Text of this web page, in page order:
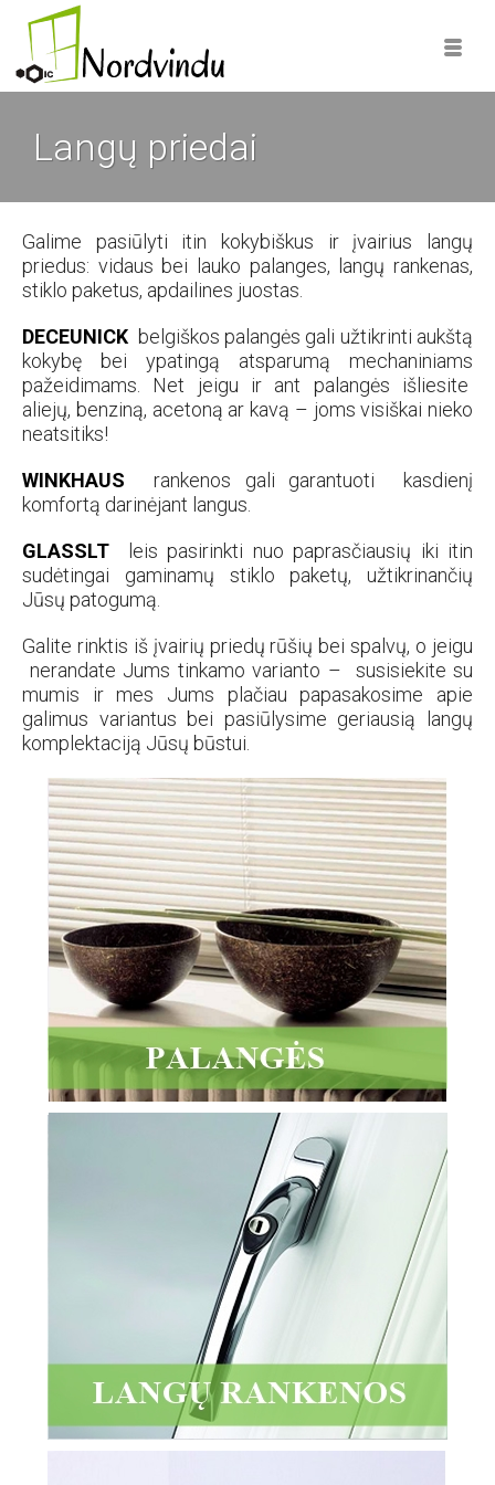
Langų priedai
Galime pasiūlyti itin kokybiškus ir įvairius langų
priedus: vidaus bei lauko palanges, langų rankenas,
stiklo paketus, apdailines juostas.
DECEUNICK belgiškos palangės gali užtikrinti aukštą
kokybę bei ypatingą atsparumą mechaniniams
pažeidimams. Net jeigu ir ant palangės išliesite
aliejų, benziną, acetoną ar kavą – joms visiškai nieko
neatsitiks!
WINKHAUS
rankenos gali garantuoti kasdienį
komfortą darinėjant langus.
GLASSLT
leis pasirinkti nuo paprasčiausių iki itin
sudėtingai gaminamų stiklo paketų, užtikrinančių
Jūsų patogumą.
Galite rinktis iš įvairių priedų rūšių bei spalvų, o jeigu
nerandate Jums tinkamo varianto – susisiekite su
mumis ir mes Jums plačiau papasakosime apie
galimus variantus bei pasiūlysime geriausią langų
komplektaciją Jūsų būstui.